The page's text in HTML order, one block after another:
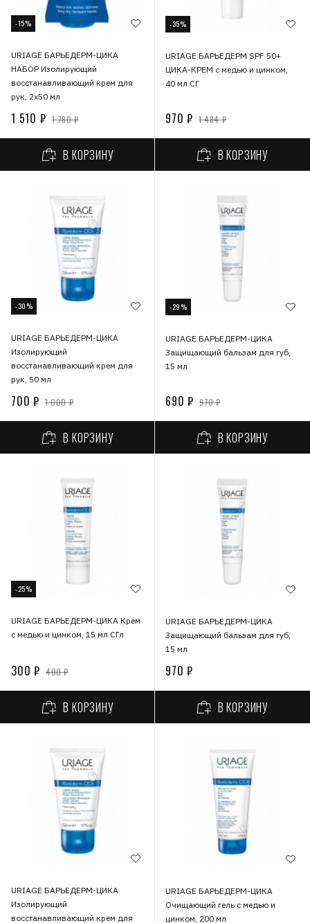
-15%
URIAGE БАРЬЕДЕРМ-ЦИКА
НАБОР Изолирующий
восстанавливающий крем для
рук, 2х50 мл
1 510 ₽ 1 780 ₽
В КОРЗИНУ
-35%
URIAGE БАРЬЕДЕРМ SPF 50+
ЦИКА-КРЕМ с медью и цинком,
40 мл СГ
970 ₽ 1 484 ₽
В КОРЗИНУ
-30%
URIAGE БАРЬЕДЕРМ-ЦИКА
Изолирующий
восстанавливающий крем для
рук, 50 мл
700 ₽ 1 000 ₽
В КОРЗИНУ
-29%
URIAGE БАРЬЕДЕРМ-ЦИКА
Защищающий бальзам для губ,
15 мл
690 ₽ 970 ₽
В КОРЗИНУ
-25%
URIAGE БАРЬЕДЕРМ-ЦИКА Крем
с медью и цинком, 15 мл СГл
300 ₽ 400 ₽
В КОРЗИНУ
URIAGE БАРЬЕДЕРМ-ЦИКА
Защищающий бальзам для губ,
15 мл
970 ₽
В КОРЗИНУ
URIAGE БАРЬЕДЕРМ-ЦИКА
Изолирующий
восстанавливающий крем для
URIAGE БАРЬЕДЕРМ-ЦИКА
Очищающий гель с медью и
цинком, 200 мл